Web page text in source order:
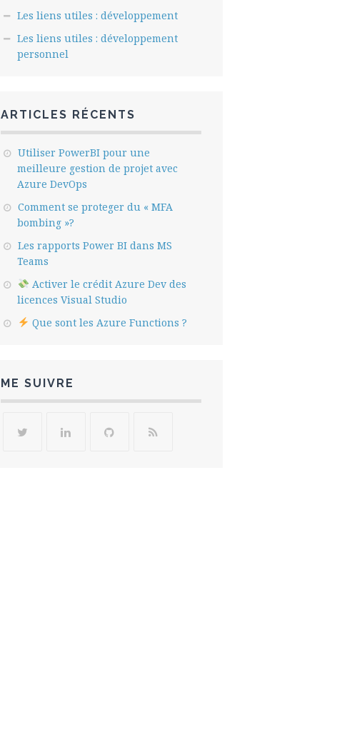
Les liens utiles : développement
Les liens utiles : développement
personnel
ARTICLES RÉCENTS
Utiliser PowerBI pour une
meilleure gestion de projet avec
Azure DevOps
Comment se proteger du « MFA
bombing »?
Les rapports Power BI dans MS
Teams
Activer le crédit Azure Dev des
licences Visual Studio
Que sont les Azure Functions ?
ME SUIVRE